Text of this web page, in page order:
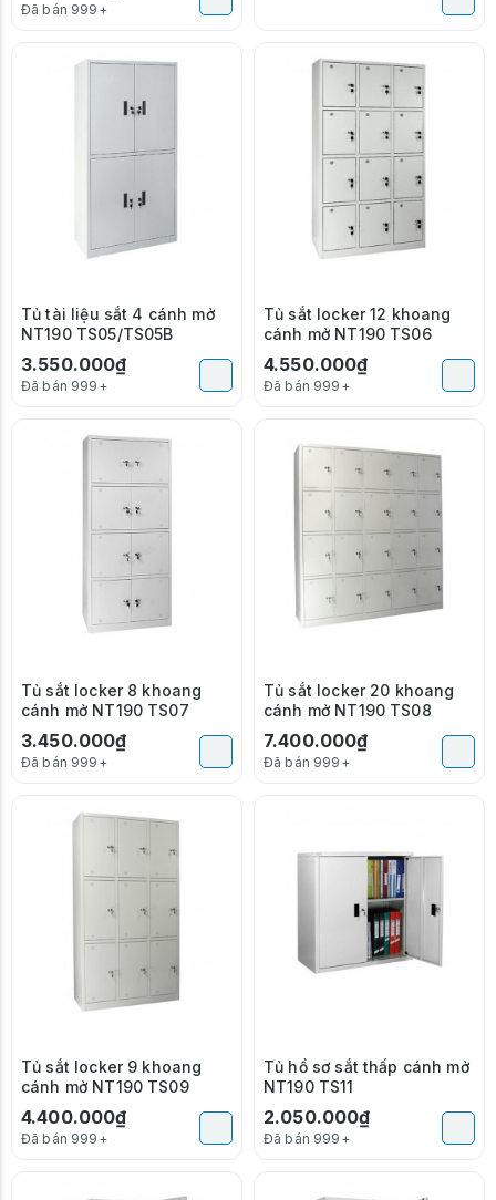
Đã bán 999+
Tủ tài liệu sắt 4 cánh mở
NT190 TS05/TS05B
3.550.000₫
Đã bán 999+
Tủ sắt locker 12 khoang
cánh mở NT190 TS06
4.550.000₫
Đã bán 999+
Tủ sắt locker 8 khoang
cánh mở NT190 TS07
3.450.000₫
Đã bán 999+
Tủ sắt locker 20 khoang
cánh mở NT190 TS08
7.400.000₫
Đã bán 999+
Tủ sắt locker 9 khoang
cánh mở NT190 TS09
4.400.000₫
Đã bán 999+
Tủ hồ sơ sắt thấp cánh mở
NT190 TS11
2.050.000₫
Đã bán 999+